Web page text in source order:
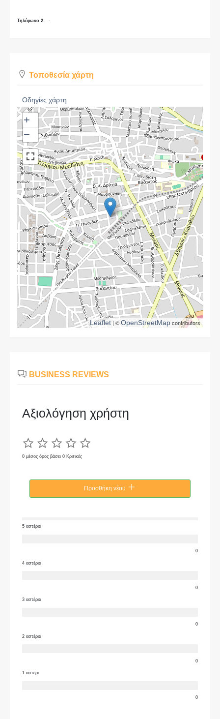
Τηλέφωνο 2: -
Τοποθεσία χάρτη
Οδηγίες χάρτη
+
−
Leaflet | ©OpenStreetMapcontributors
BUSINESS REVIEWS
Αξιολόγηση χρήστη
0 μέσος όρος βάσει 0 Κριτικές
Προσθήκη νέου
5 αστέρια
0
4 αστέρια
0
3 αστέρια
0
2 αστέρια
0
1 αστέρι
0